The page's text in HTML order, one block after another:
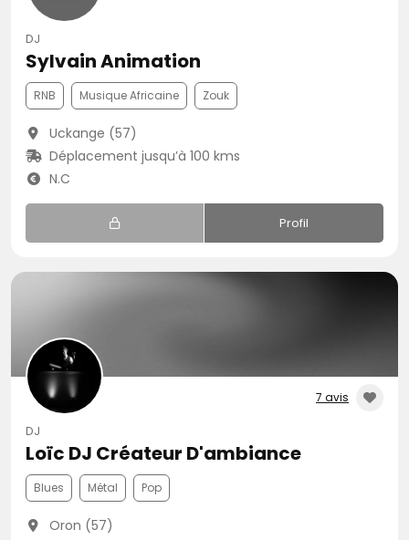
DJ
Sylvain Animation
RNB Musique Africaine Zouk
Uckange (57)
Déplacement jusqu’à 100 kms
N.C
Profil
7 avis
DJ
Loïc DJ Créateur D'ambiance
Blues Métal Pop
Oron (57)